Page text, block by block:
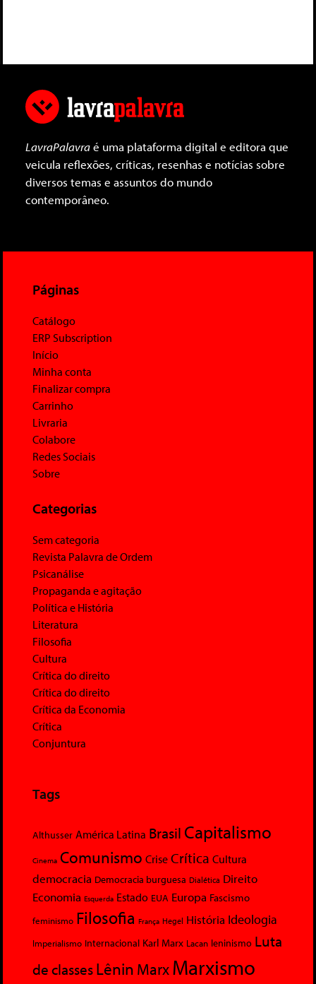
LavraPalavraé uma plataforma digital e editora que
veicula reflexões, críticas, resenhas e notícias sobre
diversos temas e assuntos do mundo
contemporâneo.
Páginas
Catálogo
ERP Subscription
Início
Minha conta
Finalizar compra
Carrinho
Livraria
Colabore
Redes Sociais
Sobre
Categorias
Sem categoria
Revista Palavra de Ordem
Psicanálise
Propaganda e agitação
Política e História
Literatura
Filosofia
Cultura
Crítica do direito
Crítica do direito
Crítica da Economia
Crítica
Conjuntura
Tags
Althusser América Latina Brasil Capitalismo
Cinema Comunismo Crise Crítica Cultura
democracia Democracia burguesa Dialética Direito
Economia Esquerda Estado EUA Europa Fascismo
feminismo Filosofia França Hegel História Ideologia
Imperialismo Internacional Karl Marx Lacan leninismo Luta
de classesLênin MarxMarxismo